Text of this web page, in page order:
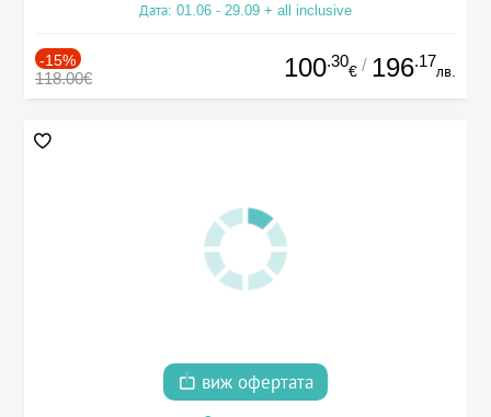
Дата: 01.06 - 29.09 + all inclusive
-15%
118.00€ 100.30
€ / 196.17
лв.
виж офертата